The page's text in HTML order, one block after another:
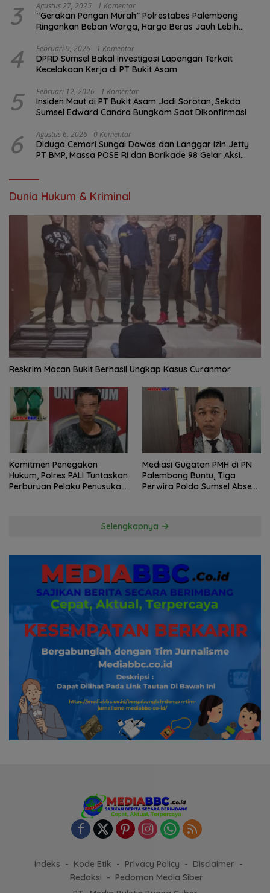
3 Agustus 27, 2025 1 Komentar
“Gerakan Pangan Murah” Polrestabes Palembang
Ringankan Beban Warga, Harga Beras Jauh Lebih
4 Februari 9, 2026 1 Komentar
DPRD Sumsel Bakal Investigasi Lapangan Terkait
Kecelakaan Kerja di PT Bukit Asam
5 Februari 12, 2026 1 Komentar
Insiden Maut di PT Bukit Asam Jadi Sorotan, Sekda
Sumsel Edward Candra Bungkam Saat Dikonfirmasi
6 Agustus 6, 2026 0 Komentar
Diduga Cemari Sungai Dawas dan Langgar Izin Jetty
PT BMP, Massa POSE RI dan Barikade 98 Gelar Aksi
Dunia Hukum & Kriminal
Reskrim Macan Bukit Berhasil Ungkap Kasus Curanmor
Komitmen Penegakan
Hukum, Polres PALI Tuntaskan
Perburuan Pelaku Penusukan
Mediasi Gugatan PMH di PN
Palembang Buntu, Tiga
Perwira Polda Sumsel Absen,
Selengkapnya
Indeks Kode Etik Privacy Policy
Disclaimer
Redaksi
Pedoman Media Siber